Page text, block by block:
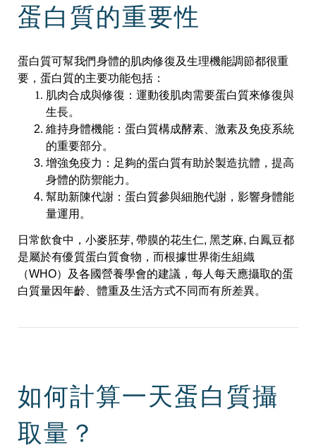
蛋白質的重要性
蛋白質可幫我們身體的肌肉修復及生理機能調節都很重
要，蛋白質的主要功能包括：
肌肉合成與修復：運動後肌肉需要蛋白質來修復與
生長。
維持身體機能：蛋白質構成酵素、激素及免疫系統
的重要部分。
增強免疫力：足夠的蛋白質有助於製造抗體，提高
身體的防禦能力。
幫助新陳代謝：蛋白質參與細胞代謝，影響身體能
量運用。
日常飲食中，小麥胚芽, 帶膜的花生仁, 黑芝麻, 白鳳豆都
是屬於有優質蛋白質食物，而根據世界衛生組織
（WHO）及各國營養學會的建議，每人每天應攝取的蛋
白質量因年齡、體重及生活方式不同而有所差異。
如何計算一天蛋白質攝
取量？